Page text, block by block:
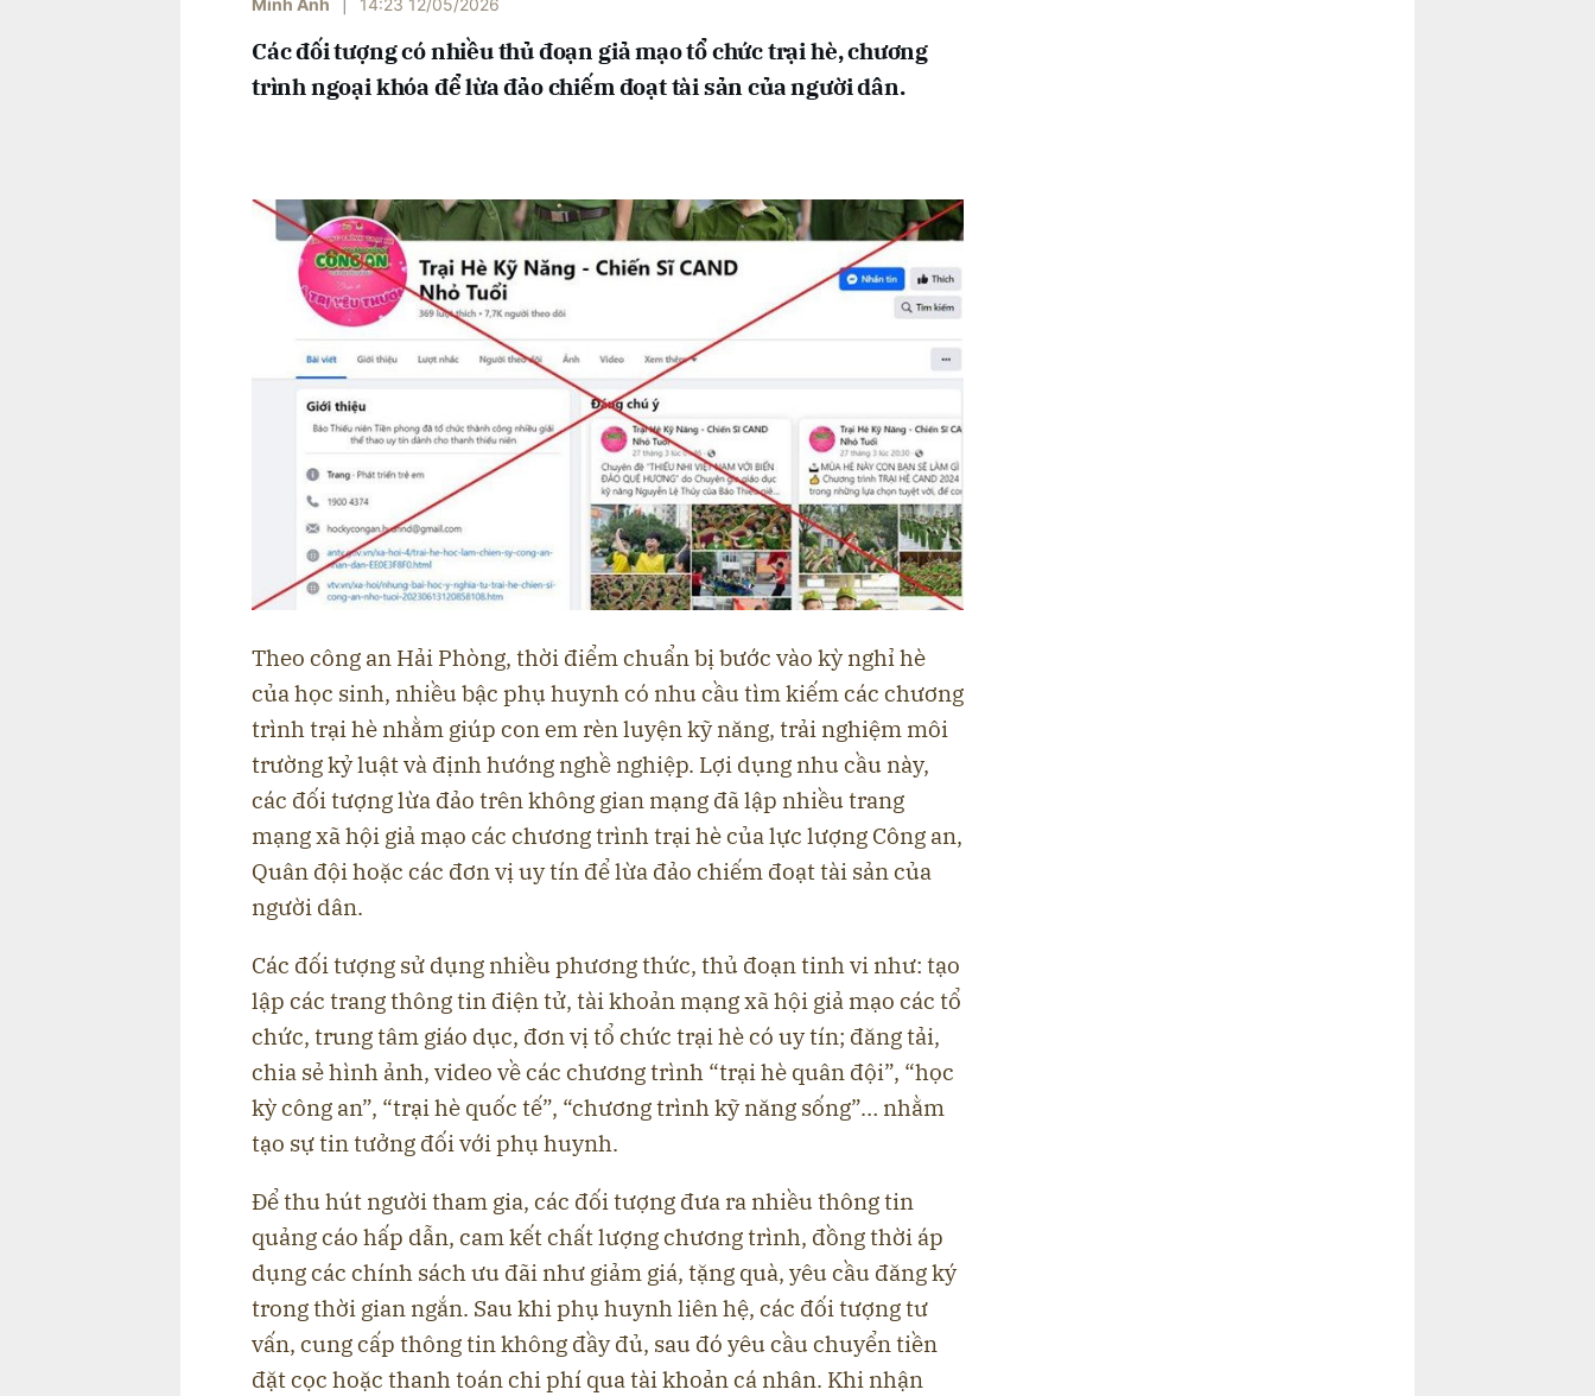
Minh Ánh 14:23 12/05/2026
Các đối tượng có nhiều thủ đoạn giả mạo tổ chức trại hè, chương
trình ngoại khóa để lừa đảo chiếm đoạt tài sản của người dân.
Theo công an Hải Phòng, thời điểm chuẩn bị bước vào kỳ nghỉ hè
của học sinh, nhiều bậc phụ huynh có nhu cầu tìm kiếm các chương
trình trại hè nhằm giúp con em rèn luyện kỹ năng, trải nghiệm môi
trường kỷ luật và định hướng nghề nghiệp. Lợi dụng nhu cầu này,
các đối tượng lừa đảo trên không gian mạng đã lập nhiều trang
mạng xã hội giả mạo các chương trình trại hè của lực lượng Công an,
Quân đội hoặc các đơn vị uy tín để lừa đảo chiếm đoạt tài sản của
người dân.
Các đối tượng sử dụng nhiều phương thức, thủ đoạn tinh vi như: tạo
lập các trang thông tin điện tử, tài khoản mạng xã hội giả mạo các tổ
chức, trung tâm giáo dục, đơn vị tổ chức trại hè có uy tín; đăng tải,
chia sẻ hình ảnh, video về các chương trình “trại hè quân đội”, “học
kỳ công an”, “trại hè quốc tế”, “chương trình kỹ năng sống”… nhằm
tạo sự tin tưởng đối với phụ huynh.
Để thu hút người tham gia, các đối tượng đưa ra nhiều thông tin
quảng cáo hấp dẫn, cam kết chất lượng chương trình, đồng thời áp
dụng các chính sách ưu đãi như giảm giá, tặng quà, yêu cầu đăng ký
trong thời gian ngắn. Sau khi phụ huynh liên hệ, các đối tượng tư
vấn, cung cấp thông tin không đầy đủ, sau đó yêu cầu chuyển tiền
đặt cọc hoặc thanh toán chi phí qua tài khoản cá nhân. Khi nhận